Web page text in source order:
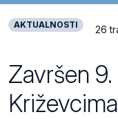
AKTUALNOSTI 26
Završen 9.
Križevcima